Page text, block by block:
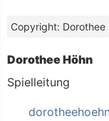
Dorothee
Dorothee Höhn
Spielleitung